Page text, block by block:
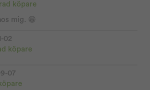
köpare
mig. 😁
02
köpare
07